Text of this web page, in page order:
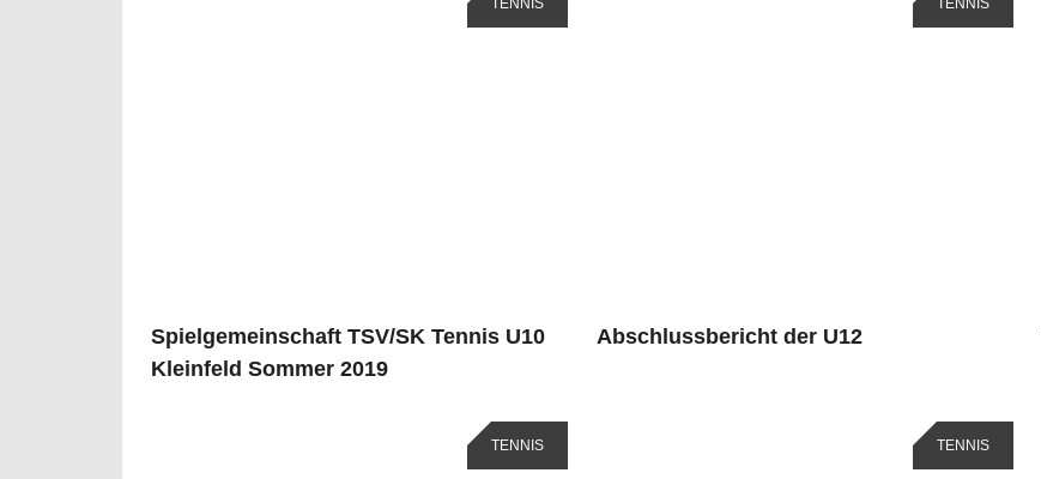
TENNIS
Spielgemeinschaft TSV/SK Tennis U10
Kleinfeld Sommer 2019
TENNIS
Abschlussbericht der U12
TENNIS TENNIS